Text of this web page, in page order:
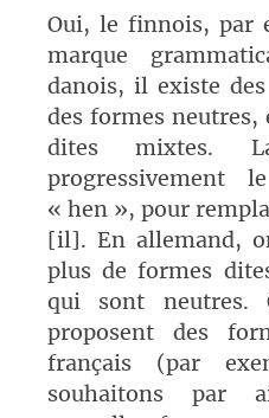
Oui, le finnois, par
marque
danois, il existe
des formes neutres,
dites mixtes.
progressivement
« hen », pour
[il]. En allemand,
plus de formes
qui sont neutres.
proposent des
français (par
souhaitons par